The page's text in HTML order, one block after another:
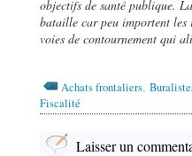
objectifs de santé publique.
bataille car peu importent les
voies de contournement qui
Achats frontaliers,
Fiscalité
Laisser un